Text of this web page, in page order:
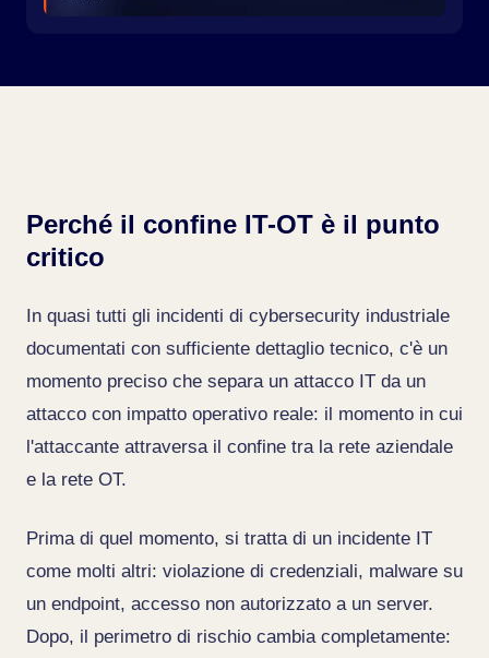
Perché il confine IT-OT è il punto
critico
In quasi tutti gli incidenti di cybersecurity industriale
documentati con sufficiente dettaglio tecnico, c'è un
momento preciso che separa un attacco IT da un
attacco con impatto operativo reale: il momento in cui
l'attaccante attraversa il confine tra la rete aziendale
e la rete OT.
Prima di quel momento, si tratta di un incidente IT
come molti altri: violazione di credenziali, malware su
un endpoint, accesso non autorizzato a un server.
Dopo, il perimetro di rischio cambia completamente: